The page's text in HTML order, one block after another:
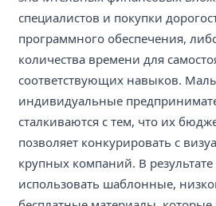
специалистов и покупки
программного обеспечения,
количества времени для
соответствующих навыков.
индивидуальные
сталкиваются с тем, что их
позволяет конкурировать с
крупных компаний. В
использовать шаблонные,